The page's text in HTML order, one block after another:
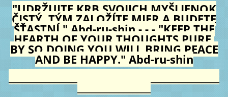
"UDRŽUJTE KRB SVOJICH MYŠLIENOK
ČISTÝ, TÝM ZALOŽÍTE MIER A BUDETE
ŠŤASTNÍ." Abd-ru-shin - - - "KEEP THE
HEARTH OF YOUR THOUGHTS PURE.
BY SO DOING YOU WILL BRING PEACE
AND BE HAPPY." Abd-ru-shin